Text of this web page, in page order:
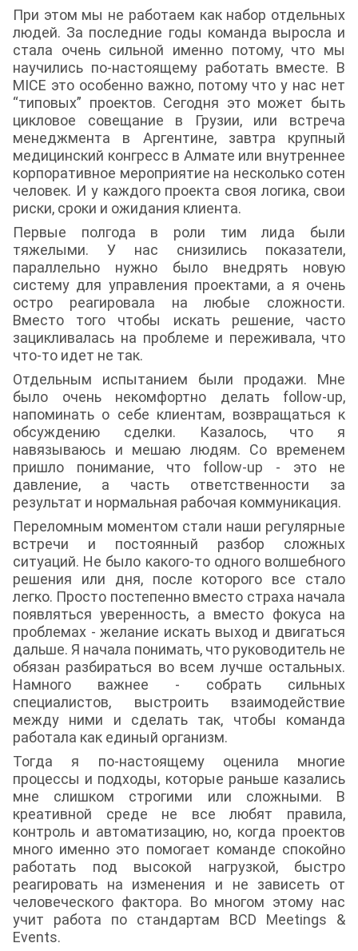
При этом мы не работаем как набор отдельных
людей. За последние годы команда выросла и
стала очень сильной именно потому, что мы
научились по-настоящему работать вместе. В
MICE это особенно важно, потому что у нас нет
“типовых” проектов. Сегодня это может быть
цикловое совещание в Грузии, или встреча
менеджмента в Аргентине, завтра крупный
медицинский конгресс в Алмате или внутреннее
корпоративное мероприятие на несколько сотен
человек. И у каждого проекта своя логика, свои
риски, сроки и ожидания клиента.
Первые полгода в роли тим лида были
тяжелыми. У нас снизились показатели,
параллельно нужно было внедрять новую
систему для управления проектами, а я очень
остро реагировала на любые сложности.
Вместо того чтобы искать решение, часто
зацикливалась на проблеме и переживала, что
что-то идет не так.
Отдельным испытанием были продажи. Мне
было очень некомфортно делать follow-up,
напоминать о себе клиентам, возвращаться к
обсуждению сделки. Казалось, что я
навязываюсь и мешаю людям. Со временем
пришло понимание, что follow-up - это не
давление, а часть ответственности за
результат и нормальная рабочая коммуникация.
Переломным моментом стали наши регулярные
встречи и постоянный разбор сложных
ситуаций. Не было какого-то одного волшебного
решения или дня, после которого все стало
легко. Просто постепенно вместо страха начала
появляться уверенность, а вместо фокуса на
проблемах - желание искать выход и двигаться
дальше. Я начала понимать, что руководитель не
обязан разбираться во всем лучше остальных.
Намного важнее - собрать сильных
специалистов, выстроить взаимодействие
между ними и сделать так, чтобы команда
работала как единый организм.
Тогда я по-настоящему оценила многие
процессы и подходы, которые раньше казались
мне слишком строгими или сложными. В
креативной среде не все любят правила,
контроль и автоматизацию, но, когда проектов
много именно это помогает команде спокойно
работать под высокой нагрузкой, быстро
реагировать на изменения и не зависеть от
человеческого фактора. Во многом этому нас
учит работа по стандартам BCD Meetings &
Events.